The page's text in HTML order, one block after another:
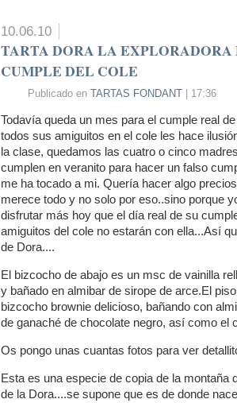
10.06.10
TARTA DORA LA EXPLORADORA
CUMPLE DEL COLE
Publicado en TARTAS FONDANT| 17:36
Todavía queda un mes para el cumple real
todos sus amiguitos en el cole les hace
la clase, quedamos las cuatro o cinco
cumplen en veranito para hacer un falso
me ha tocado a mi. Quería hacer algo
merece todo y no solo por eso..sino porque
disfrutar más hoy que el día real de su
amiguitos del cole no estarán con ella...Así
de Dora....
El bizcocho de abajo es un msc de vainilla
y bañado en almibar de sirope de arce.El
bizcocho brownie delicioso, bañando con
de ganaché de chocolate negro, así como el
Os pongo unas cuantas fotos para ver
Esta es una especie de copia de la montaña
de la Dora....se supone que es de donde